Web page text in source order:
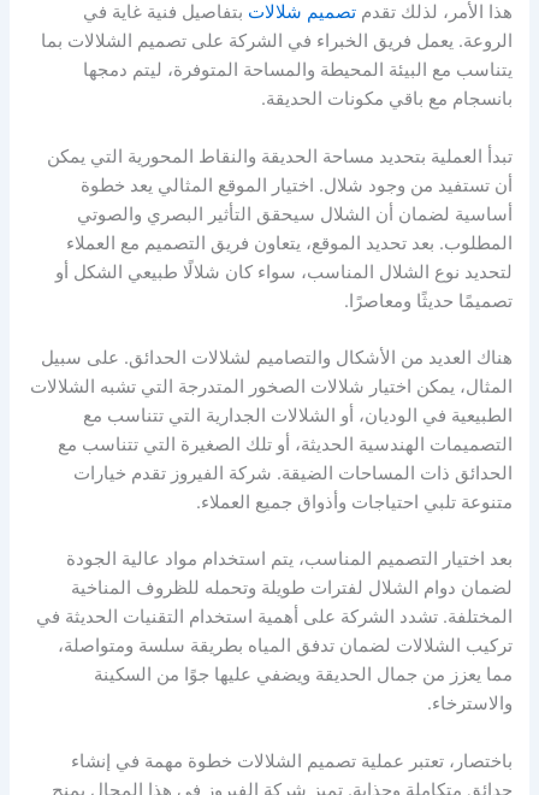
هذا الأمر، لذلك تقدمتصميم شلالات بتفاصيل فنية غاية في
الروعة. يعمل فريق الخبراء في الشركة على تصميم الشلالات بما
يتناسب مع البيئة المحيطة والمساحة المتوفرة، ليتم دمجها
بانسجام مع باقي مكونات الحديقة.
تبدأ العملية بتحديد مساحة الحديقة والنقاط المحورية التي يمكن
أن تستفيد من وجود شلال. اختيار الموقع المثالي يعد خطوة
أساسية لضمان أن الشلال سيحقق التأثير البصري والصوتي
المطلوب. بعد تحديد الموقع، يتعاون فريق التصميم مع العملاء
لتحديد نوع الشلال المناسب، سواء كان شلالًا طبيعي الشكل أو
تصميمًا حديثًا ومعاصرًا.
هناك العديد من الأشكال والتصاميم لشلالات الحدائق. على سبيل
المثال، يمكن اختيار شلالات الصخور المتدرجة التي تشبه الشلالات
الطبيعية في الوديان، أو الشلالات الجدارية التي تتناسب مع
التصميمات الهندسية الحديثة، أو تلك الصغيرة التي تتناسب مع
الحدائق ذات المساحات الضيقة. شركة الفيروز تقدم خيارات
متنوعة تلبي احتياجات وأذواق جميع العملاء.
بعد اختيار التصميم المناسب، يتم استخدام مواد عالية الجودة
لضمان دوام الشلال لفترات طويلة وتحمله للظروف المناخية
المختلفة. تشدد الشركة على أهمية استخدام التقنيات الحديثة في
تركيب الشلالات لضمان تدفق المياه بطريقة سلسة ومتواصلة،
مما يعزز من جمال الحديقة ويضفي عليها جوًا من السكينة
والاسترخاء.
باختصار، تعتبر عملية تصميم الشلالات خطوة مهمة في إنشاء
حدائق متكاملة وجذابة. تميز شركة الفيروز في هذا المجال يمنح